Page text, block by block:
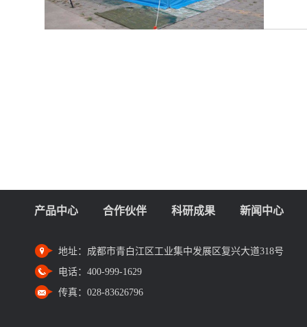
产品中心 合作伙伴 科研成果 新闻中心
地址： 成都市青白江区工业集中发展区复兴大道318号
电话： 400-999-1629
传真： 028-83626796